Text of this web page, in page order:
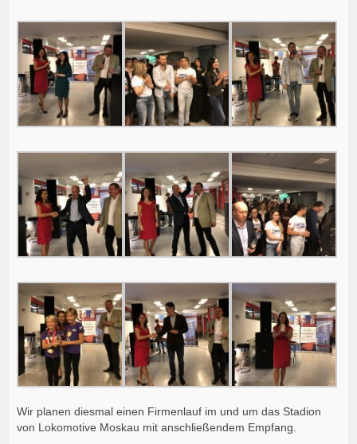
Wir planen diesmal einen Firmenlauf im und um das Stadion
von Lokomotive Moskau mit anschließendem Empfang.